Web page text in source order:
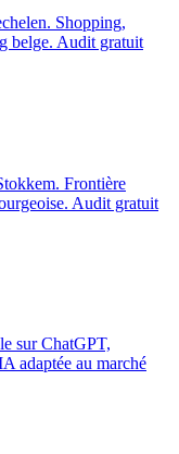
Shopping,
belge. Audit gratuit
Frontière
Audit gratuit
sur ChatGPT,
adaptée au marché